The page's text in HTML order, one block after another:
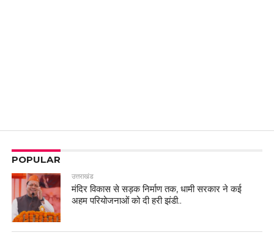
POPULAR
उत्तराखंड
मंदिर विकास से सड़क निर्माण तक, धामी सरकार ने कई
अहम परियोजनाओं को दी हरी झंडी..